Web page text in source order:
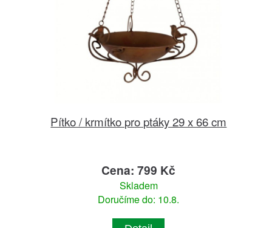
Pítko / krmítko pro ptáky 29 x 66 cm
Cena: 799 Kč
Skladem
Doručíme do: 10.8.